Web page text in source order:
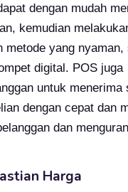
dengan mudah
kemudian
metode yang
digital. POS juga
untuk menerima
dengan cepat dan
dan
Harga